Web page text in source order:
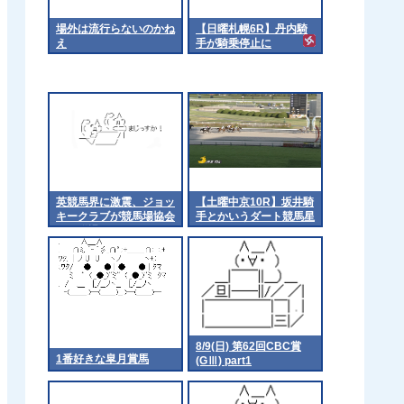
場外は流行らないのかね
え
【日曜札幌6R】丹内騎
手が騎乗停止に
英競馬界に激震、ジョッ
キークラブが競馬場協会
から脱退
【土曜中京10R】坂井騎
手とかいうダート競馬星
人
1番好きな皐月賞馬
8/9(日) 第62回CBC賞
(GⅢ) part1